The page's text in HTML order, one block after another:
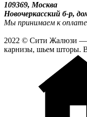
109369, Москва
Новочеркасский б-р,
Мы принимаем к
2022 © Сити Жалюзи —
карнизы, шьем шторы.